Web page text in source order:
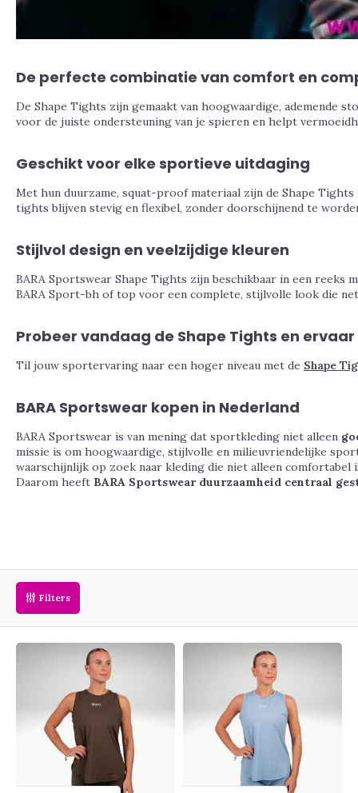
De perfecte combinatie van comfort en
De Shape Tights zijn gemaakt van hoogwaardige, ademende
voor de juiste ondersteuning van je spieren en helpt
Geschikt voor elke sportieve uitdaging
Met hun duurzame, squat-proof materiaal zijn de Shape
tights blijven stevig en flexibel, zonder doorschijnend te
Stijlvol design en veelzijdige kleuren
BARA Sportswear Shape Tights zijn beschikbaar in een
BARA Sport-bh of top voor een complete, stijlvolle look die
Probeer vandaag de Shape Tights en
Til jouw sportervaring naar een hoger niveau met de Shape
BARA Sportswear kopen in Nederland
BARA Sportswear is van mening dat sportkleding niet alleen
missie is om hoogwaardige, stijlvolle en milieuvriendelijke
waarschijnlijk op zoek naar kleding die niet alleen
Daarom heeft BARA Sportswear duurzaamheid centraal
Filters